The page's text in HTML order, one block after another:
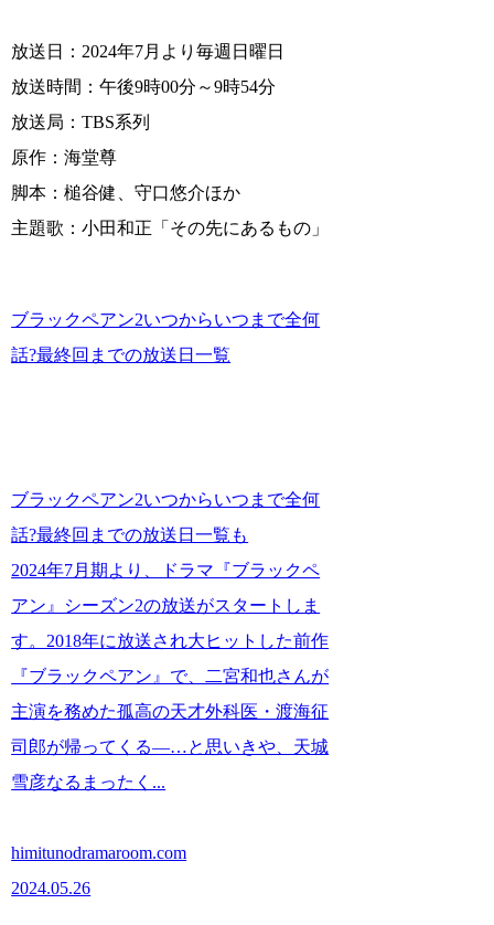
放送日：2024年7月より毎週日曜日
放送時間：午後9時00分～9時54分
放送局：TBS系列
原作：海堂尊
脚本：槌谷健、守口悠介ほか
主題歌：小田和正「その先にあるもの」
ブラックペアン2いつからいつまで全何
話?最終回までの放送日一覧
ブラックペアン2いつからいつまで全何
話?最終回までの放送日一覧も
2024年7月期より、ドラマ『ブラックペ
アン』シーズン2の放送がスタートしま
す。2018年に放送され大ヒットした前作
『ブラックペアン』で、二宮和也さんが
主演を務めた孤高の天才外科医・渡海征
司郎が帰ってくる―…と思いきや、天城
雪彦なるまったく...
himitunodramaroom.com
2024.05.26